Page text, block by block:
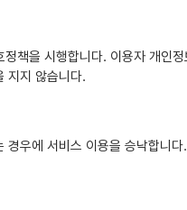
책을 시행합니다. 이용자 개인
지지 않습니다.
우에 서비스 이용을 승낙합니다.